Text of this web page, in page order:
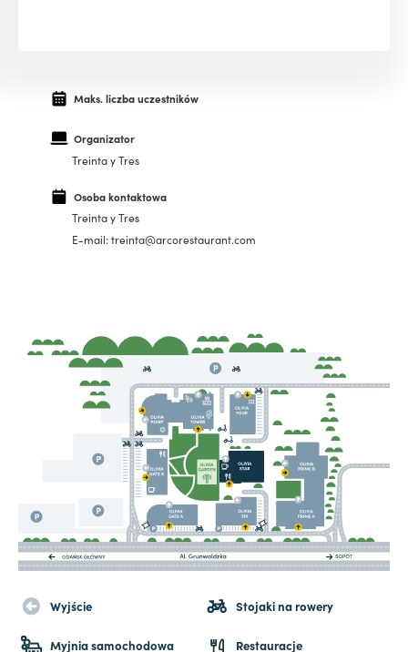
Maks. liczba uczestników
Organizator
Treinta y Tres
Osoba kontaktowa
Treinta y Tres
E-mail: treinta@arcorestaurant.com
Wyjście Stojaki na rowery
Myjnia samochodowa Restauracje